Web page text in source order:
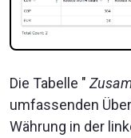
Die Tabelle "
umfassenden
Währung in der